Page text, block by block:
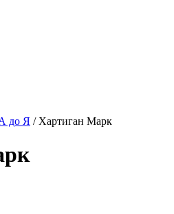
до Я / Хартиган Марк